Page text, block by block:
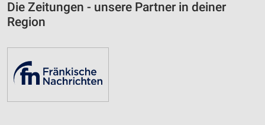
Die Zeitungen - unsere Partner in deiner
Region